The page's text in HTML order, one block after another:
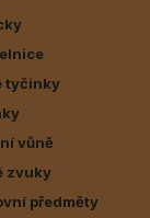
tyčinky
vůně
zvuky
předměty